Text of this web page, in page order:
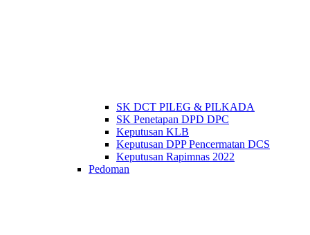
SK DCT PILEG & PILKADA
SK Penetapan DPD DPC
Keputusan KLB
Keputusan DPP Pencermatan DCS
Keputusan Rapimnas 2022
Pedoman